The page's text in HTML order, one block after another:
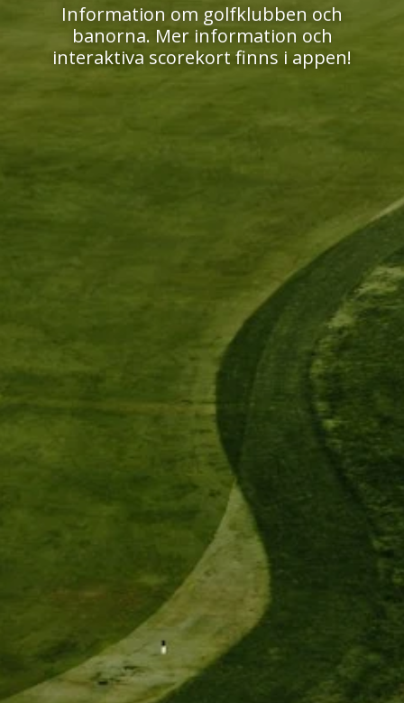
Information om golfklubben och
banorna. Mer information och
interaktiva scorekort finns i appen!